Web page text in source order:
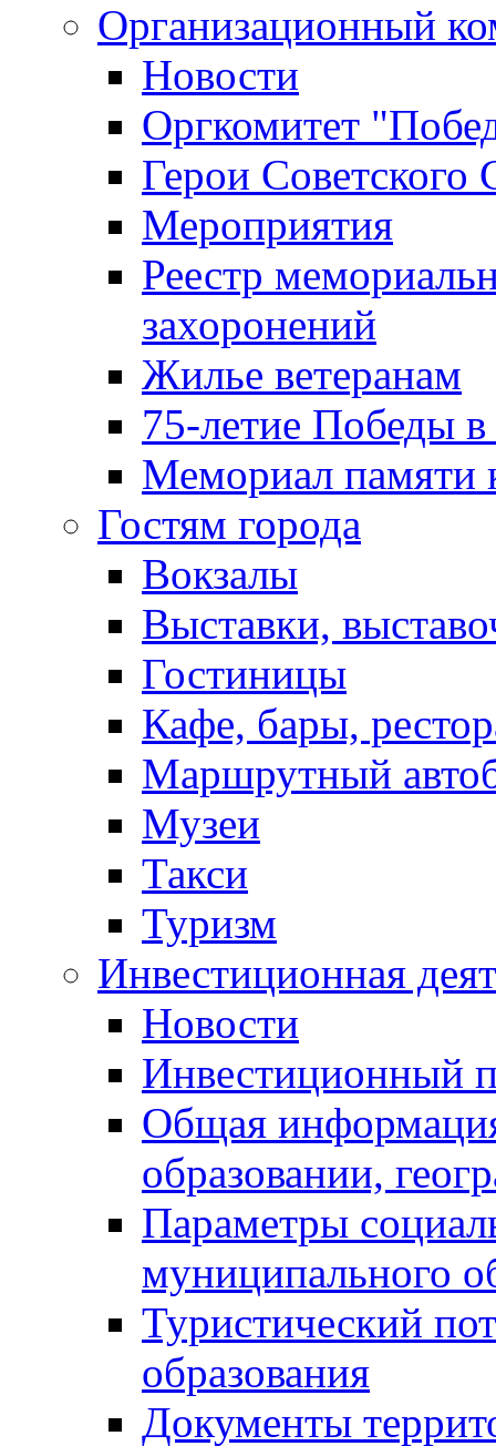
Организационный
Новости
Оргкомитет
Герои Советского
Мероприятия
Реестр
захоронений
Жилье ветеранам
75-летие Победы
Мемориал памяти
Гостям города
Вокзалы
Выставки,
Гостиницы
Кафе, бары,
Маршрутный
Музеи
Такси
Туризм
Инвестиционная
Новости
Инвестиционный
Общая
образовании,
Параметры
муниципального
Туристический
образования
Документы